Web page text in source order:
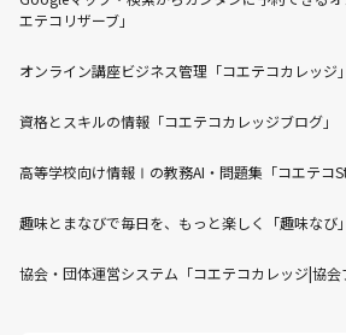
エテコリザーブ」
オンライン講座ビジネス管理「コエテコカレッジ」
資格とスキルの情報「コエテコカレッジブログ」
高等学校向け情報Ⅰの教務AI・問題集「コエテコ
趣味とまなびで毎日を、もっと楽しく「趣味なび」
協会・団体運営システム「コエテコカレッジ|協会